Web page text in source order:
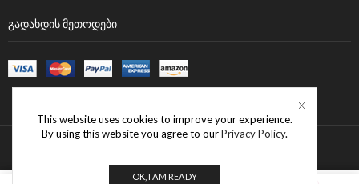
ᲒᲐᲓᲐᲮᲓᲘᲡ ᲛᲔᲗᲝᲓᲔᲑᲘ
This website uses cookies to improve your experience.
By using this website you agree to ourPrivacy Policy.
OK, I AM READY